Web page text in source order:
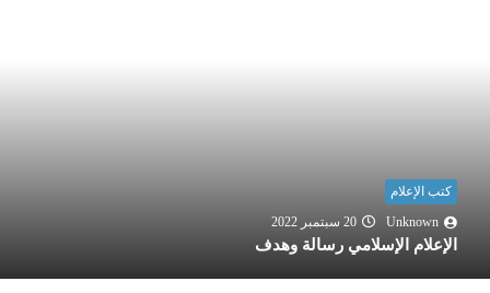
كتب الإعلام
Unknown
20 سبتمبر 2022
الإعلام الإسلامي رسالة وهدف